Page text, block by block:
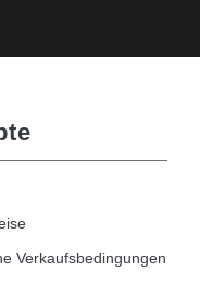
Verkaufsbedingungen